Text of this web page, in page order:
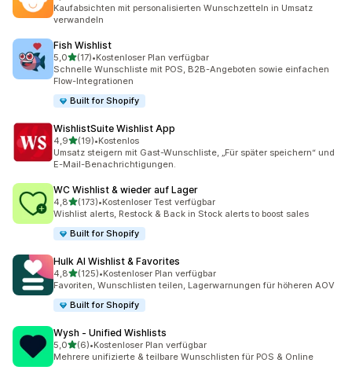
Kaufabsichten mit personalisierten Wunschzetteln in Umsatz
verwandeln
Fish Wishlist
5,0von 5 Sternen
(17)
17 Rezensionen insgesamt
•Kostenloser Plan verfügbar
Schnelle Wunschliste mit POS, B2B-Angeboten sowie einfachen
Flow-Integrationen
Built for Shopify
WishlistSuite Wishlist App
4,9von 5 Sternen
(19)
19 Rezensionen insgesamt
•Kostenlos
Umsatz steigern mit Gast-Wunschliste, „Für später speichern“ und
E-Mail-Benachrichtigungen.
WC Wishlist & wieder auf Lager
4,8von 5 Sternen
(173)
173 Rezensionen insgesamt
•Kostenloser Test verfügbar
Wishlist alerts, Restock & Back in Stock alerts to boost sales
Built for Shopify
Hulk AI Wishlist & Favorites
4,8von 5 Sternen
(125)
125 Rezensionen insgesamt
•Kostenloser Plan verfügbar
Favoriten, Wunschlisten teilen, Lagerwarnungen für höheren AOV
Built for Shopify
Wysh ‑ Unified Wishlists
5,0von 5 Sternen
(6)
6 Rezensionen insgesamt
•Kostenloser Plan verfügbar
Mehrere unifizierte & teilbare Wunschlisten für POS & Online